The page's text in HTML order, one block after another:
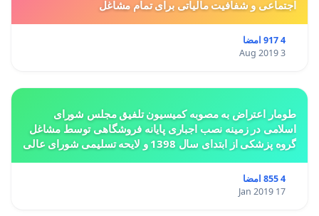
اجتماعی و شفافیت مالیاتی برای تمام مشاغل
4 917 امضا
3 Aug 2019
طومار اعتراض به مصوبه کمیسیون تلفیق مجلس شورای
اسلامی در زمینه نصب اجباری پایانه فروشگاهی توسط مشاغل
گروه پزشکی از ابتدای سال 1398 و لایحه تسلیمی شورای عالی
4 855 امضا
17 Jan 2019